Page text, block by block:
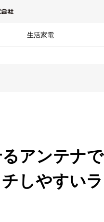
生活家電
アンテナで
しやすいラ